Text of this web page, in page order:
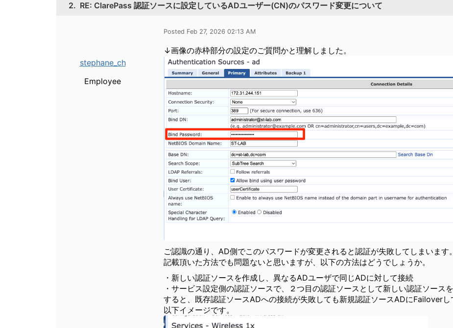
2. RE: ClarePass 認証ソースに設定しているADユーザー(CN)のパスワード変更について
stephane_ch
Employee
Posted Feb 27, 2026 02:13 AM
↓画像の赤枠部分の設定のご質問かと理解しました。
ご認識の通り、AD側でこのパスワードが変更されると認証が失敗してしまいます。
記載頂いた方法でも問題ないと思いますが、以下の方法はどうでしょうか。
・新しい認証ソースを作成し、異なるADユーザで同じADに対して接続
・サービス設定側の認証ソースで、２つ目の認証ソースとして新しい認証ソース
すると、既存認証ソースADへの接続が失敗しても新規認証ソースADにFailoverし
以下イメージです。